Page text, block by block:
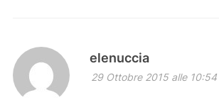
elenuccia
29 Ottobre 2015 alle 10:54